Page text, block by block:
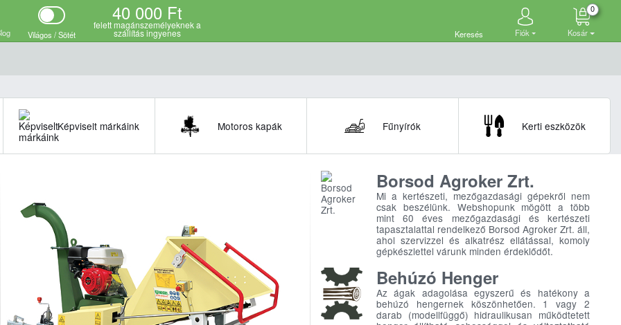
Világos / Sötét
40 000 Ft
felett magánszemélyeknek a
szállítás ingyenes Keresés Fiók Kosár
0
Képviselt márkáink Motoros kapák Fűnyírók Kerti eszközök
Borsod Agroker Zrt.
Mi a kertészeti, mezőgazdasági gépekről nem
csak beszélünk. Webshopunk mögött a több
mint 60 éves mezőgazdasági és kertészeti
tapasztalattal rendelkező Borsod Agroker Zrt. áll,
ahol szervizzel és alkatrész ellátással, komoly
gépkészlettel várunk minden érdeklődőt.
Behúzó Henger
Az ágak adagolása egyszerű és hatékony a
behúzó hengernek köszönhetően. 1 vagy 2
darab (modellfüggő) hidraulikusan működtetett
Videó